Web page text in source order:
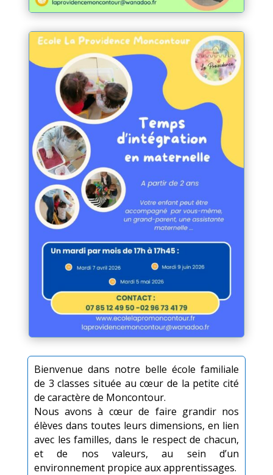
Bienvenue dans notre belle école familiale
de 3 classes située au cœur de la petite cité
de caractère de Moncontour.
Nous avons à cœur de faire grandir nos
élèves dans toutes leurs dimensions, en lien
avec les familles, dans le respect de chacun,
et de nos valeurs, au sein d’un
environnement propice aux apprentissages.